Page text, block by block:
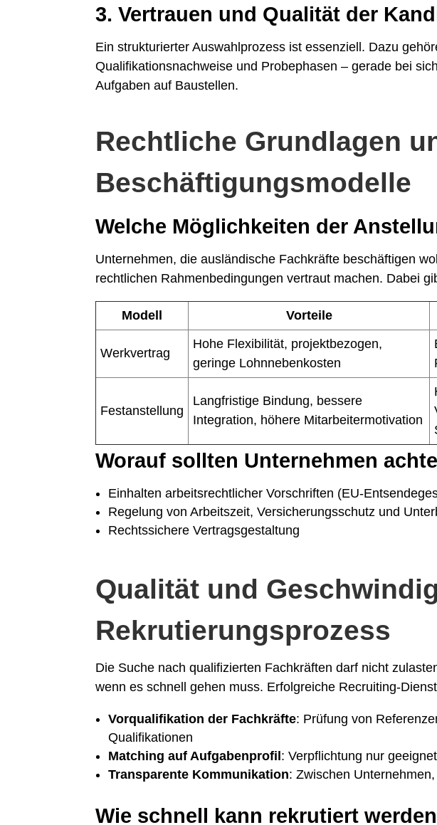
3. Vertrauen und Qualität der
Ein strukturierter Auswahlprozess ist essenziell. Dazu
Qualifikationsnachweise und Probephasen – gerade bei
Aufgaben auf Baustellen.
Rechtliche Grundlagen
Beschäftigungsmodelle
Welche Möglichkeiten der
Unternehmen, die ausländische Fachkräfte beschäftigen
rechtlichen Rahmenbedingungen vertraut machen. Dabei
Modell Vorteile
Werkvertrag
Hohe Flexibilität, projektbezogen,
geringe Lohnnebenkosten
Festanstellung
Langfristige Bindung, bessere
Integration, höhere Mitarbeitermotivation
Worauf sollten Unternehmen
Einhalten arbeitsrechtlicher Vorschriften (EU-
Regelung von Arbeitszeit, Versicherungsschutz und
Rechtssichere Vertragsgestaltung
Qualität und
Rekrutierungsprozess
Die Suche nach qualifizierten Fachkräften darf nicht
wenn es schnell gehen muss. Erfolgreiche Recruiting-
Vorqualifikation der Fachkräfte: Prüfung von
Qualifikationen
Matching auf Aufgabenprofil : Verpflichtung nur
Transparente Kommunikation: Zwischen
Wie schnell kann rekrutiert